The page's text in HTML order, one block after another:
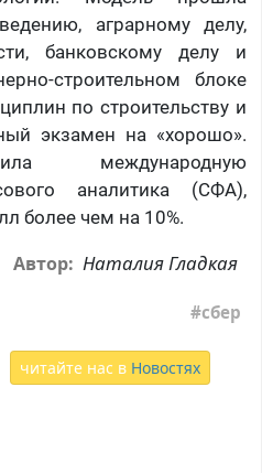
аграрному делу,
банковскому делу и
строительном блоке
по строительству и
экзамен на «хорошо».
международную
аналитика (СФА),
более чем на 10%.
Автор: Наталия Гладкая
сбер
читайте нас в Новостях